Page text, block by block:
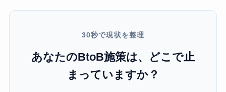
30秒で現状を整理
あなたのBtoB施策は、どこで止
まっていますか？